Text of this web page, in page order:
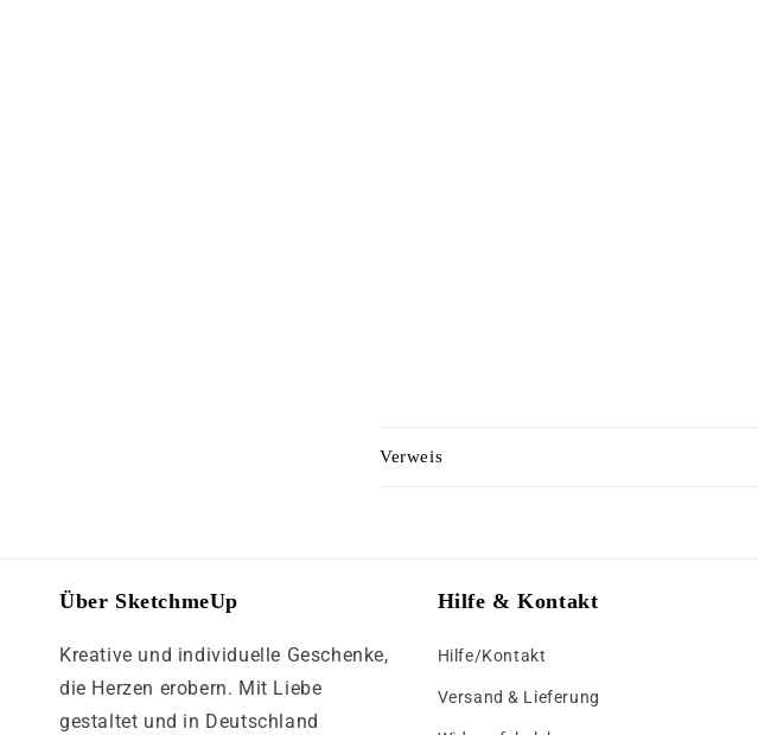
C
s
Verweis
Über SketchmeUp
Kreative und individuelle Geschenke,
die Herzen erobern. Mit Liebe
gestaltet und in Deutschland
Hilfe & Kontakt
Hilfe/Kontakt
Versand & Lieferung